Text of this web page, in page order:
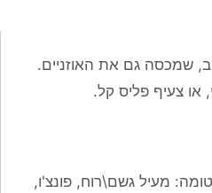
שמכסה גם את האוזניים.
או צעיף פליס קל.
מעיל גשם\רוח, פונצ'ו,